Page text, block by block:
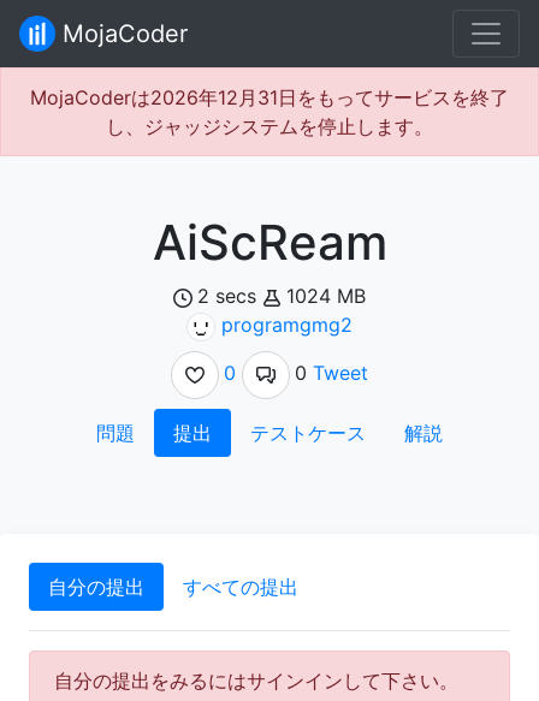
MojaCoder
MojaCoderは2026年12月31日をもってサービスを終了
し、ジャッジシステムを停止します。
AiScReam
2 secs
1024 MB
programgmg2
0
0 Tweet
問題 提出 テストケース 解説
自分の提出 すべての提出
自分の提出をみるにはサインインして下さい。